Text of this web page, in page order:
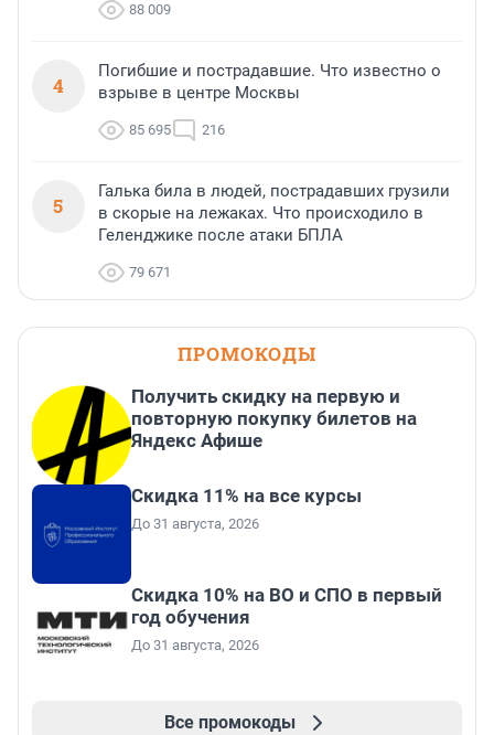
88 009
4
Погибшие и пострадавшие. Что известно о
взрыве в центре Москвы
85 695 216
5
Галька била в людей, пострадавших грузили
в скорые на лежаках. Что происходило в
Геленджике после атаки БПЛА
79 671
ПРОМОКОДЫ
Получить скидку на первую и
повторную покупку билетов на
Яндекс Афише
Скидка 11% на все курсы
До 31 августа, 2026
Скидка 10% на ВО и СПО в первый
год обучения
До 31 августа, 2026
Все промокоды